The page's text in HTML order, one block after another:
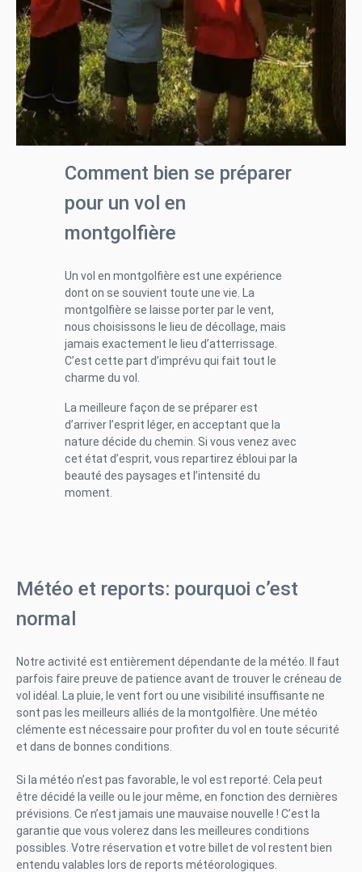
Comment bien se préparer
pour un vol en
montgolfière
Un vol en montgolfière est une expérience
dont on se souvient toute une vie. La
montgolfière se laisse porter par le vent,
nous choisissons le lieu de décollage, mais
jamais exactement le lieu d’atterrissage.
C’est cette part d’imprévu qui fait tout le
charme du vol.
La meilleure façon de se préparer est
d’arriver l’esprit léger, en acceptant que la
nature décide du chemin. Si vous venez avec
cet état d’esprit, vous repartirez ébloui par la
beauté des paysages et l’intensité du
moment.
Météo et reports: pourquoi c’est
normal
Notre activité est entièrement dépendante de la météo. Il faut
parfois faire preuve de patience avant de trouver le créneau de
vol idéal. La pluie, le vent fort ou une visibilité insuffisante ne
sont pas les meilleurs alliés de la montgolfière. Une météo
clémente est nécessaire pour profiter du vol en toute sécurité
et dans de bonnes conditions.
Si la météo n’est pas favorable, le vol est reporté. Cela peut
être décidé la veille ou le jour même, en fonction des dernières
prévisions. Ce n’est jamais une mauvaise nouvelle ! C’est la
garantie que vous volerez dans les meilleures conditions
possibles. Votre réservation et votre billet de vol restent bien
entendu valables lors de reports météorologiques.